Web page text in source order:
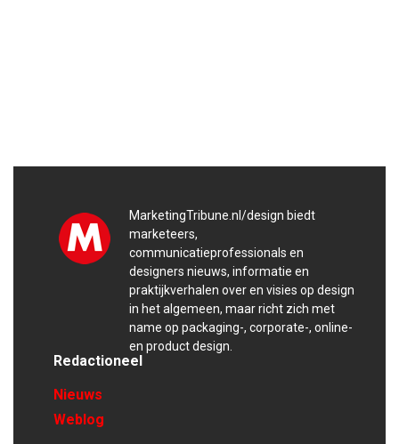
MarketingTribune.nl/design biedt
marketeers,
communicatieprofessionals en
designers nieuws, informatie en
praktijkverhalen over en visies op design
in het algemeen, maar richt zich met
name op packaging-, corporate-, online-
en product design.
Redactioneel
Nieuws
Weblog